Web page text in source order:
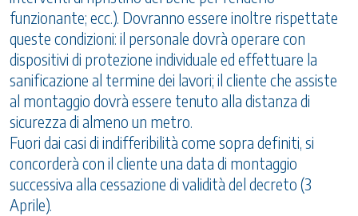
funzionante; ecc.). Dovranno essere inoltre rispettate
queste condizioni: il personale dovrà operare con
dispositivi di protezione individuale ed effettuare la
sanificazione al termine dei lavori; il cliente che assiste
al montaggio dovrà essere tenuto alla distanza di
sicurezza di almeno un metro.
Fuori dai casi di indifferibilità come sopra definiti, si
concorderà con il cliente una data di montaggio
successiva alla cessazione di validità del decreto (3
Aprile).